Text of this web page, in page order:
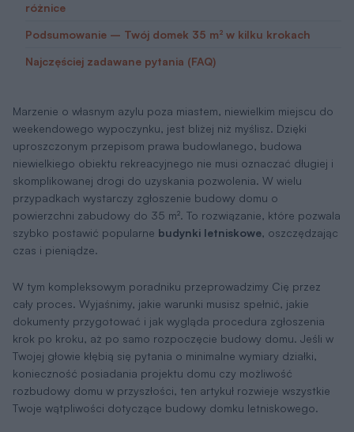
różnice
Podsumowanie – Twój domek 35 m² w kilku krokach
Najczęściej zadawane pytania (FAQ)
Marzenie o własnym azylu poza miastem, niewielkim miejscu do
weekendowego wypoczynku, jest bliżej niż myślisz. Dzięki
uproszczonym przepisom prawa budowlanego, budowa
niewielkiego obiektu rekreacyjnego nie musi oznaczać długiej i
skomplikowanej drogi do uzyskania pozwolenia. W wielu
przypadkach wystarczy zgłoszenie budowy domu o
powierzchni zabudowy do 35 m². To rozwiązanie, które pozwala
szybko postawić popularne budynki letniskowe, oszczędzając
czas i pieniądze.
W tym kompleksowym poradniku przeprowadzimy Cię przez
cały proces. Wyjaśnimy, jakie warunki musisz spełnić, jakie
dokumenty przygotować i jak wygląda procedura zgłoszenia
krok po kroku, aż po samo rozpoczęcie budowy domu. Jeśli w
Twojej głowie kłębią się pytania o minimalne wymiary działki,
konieczność posiadania projektu domu czy możliwość
rozbudowy domu w przyszłości, ten artykuł rozwieje wszystkie
Twoje wątpliwości dotyczące budowy domku letniskowego.